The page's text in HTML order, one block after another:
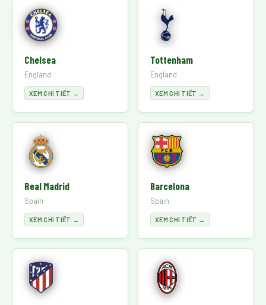
Chelsea
England
XEM CHI TIẾT →
Tottenham
England
XEM CHI TIẾT →
Real Madrid
Spain
XEM CHI TIẾT →
Barcelona
Spain
XEM CHI TIẾT →